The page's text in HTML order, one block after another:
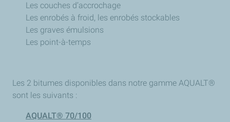
Les couches d’accrochage​
Les enrobés à froid, les enrobés stockables​
Les graves émulsions​
Les point-à-temps
Les 2 bitumes disponibles dans notre gamme AQUALT®
sont les suivants :
AQUALT® 70/100​